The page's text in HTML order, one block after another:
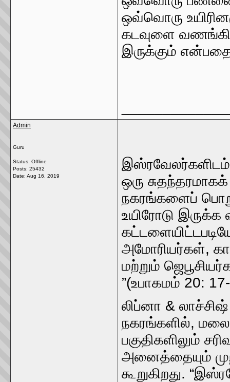
ஒவ்வொரு
கடவுளை
இருக்கும் என்பதை
Admin
Guru
Status: Offline
Posts: 25432
Date: Aug 16, 2019
ஒரு
நகரங்களைப்
உயிரோடு
அமோரியர்கள்,
மற்றும்
”(உபாகமம் 20:
லிப்னா &
நகரங்களில்,
பகுதிகளிலும்
அனைத்தையும்
கூறுகிறது.